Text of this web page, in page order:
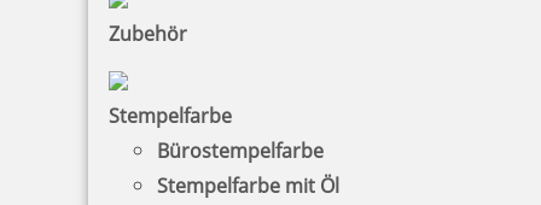
Zubehör
Stempelfarbe
Bürostempelfarbe
Stempelfarbe mit Öl